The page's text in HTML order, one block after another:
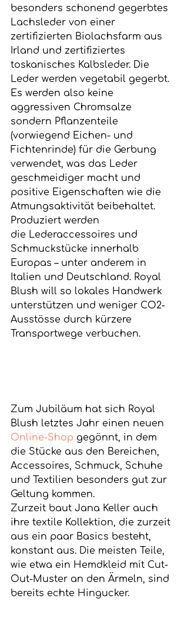
besonders schonend gegerbtes
Lachsleder von einer
zertifizierten Biolachsfarm aus
Irland und zertifiziertes
toskanisches Kalbsleder. Die
Leder werden vegetabil gegerbt.
Es werden also keine
aggressiven Chromsalze
sondern Pflanzenteile
(vorwiegend Eichen- und
Fichtenrinde) für die Gerbung
verwendet, was das Leder
geschmeidiger macht und
positive Eigenschaften wie die
Atmungsaktivität beibehaltet.
Produziert werden
die Lederaccessoires und
Schmuckstücke innerhalb
Europas – unter anderem in
Italien und Deutschland. Royal
Blush will so lokales Handwerk
unterstützen und weniger CO2-
Ausstösse durch kürzere
Transportwege verbuchen.
Zum Jubiläum hat sich Royal
Blush letztes Jahr einen neuen
Online-Shop gegönnt, in dem
die Stücke aus den Bereichen,
Accessoires, Schmuck, Schuhe
und Textilien besonders gut zur
Geltung kommen.
Zurzeit baut Jana Keller auch
ihre textile Kollektion, die zurzeit
aus ein paar Basics besteht,
konstant aus. Die meisten Teile,
wie etwa ein Hemdkleid mit Cut-
Out-Muster an den Ärmeln, sind
bereits echte Hingucker.